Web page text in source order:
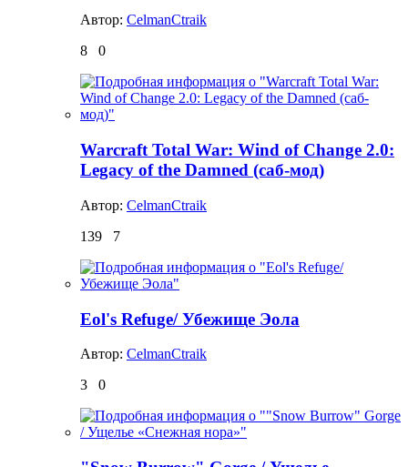
Автор: CelmanCtraik
8
0
Warcraft Total War: Wind of Change 2.0:
Legacy of the Damned (саб-мод)
Автор: CelmanCtraik
139
7
Eol's Refuge/ Убежище Эола
Автор: CelmanCtraik
3
0